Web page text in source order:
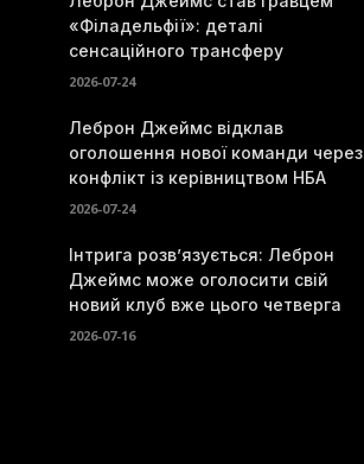
«Філадельфії»: деталі
сенсаційного трансферу
2026-07-24
Леброн Джеймс відклав
оголошення нової команди через
конфлікт із керівництвом НБА
2026-07-24
Інтрига розв’язується: Леброн
Джеймс може оголосити свій
новий клуб вже цього четверга
2026-07-16